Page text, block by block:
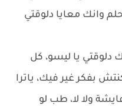
وانك معايا دلوقتي
دلوقتي يا ليسو، كل
بفكر غير فيك، ياترا
ولا لا، طب لو